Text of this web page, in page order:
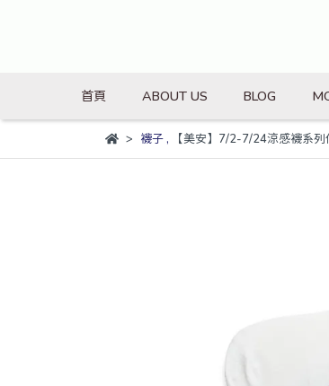
首頁 ABOUT US BLOG
襪子, 【美安】7/2-7/24涼感襪系